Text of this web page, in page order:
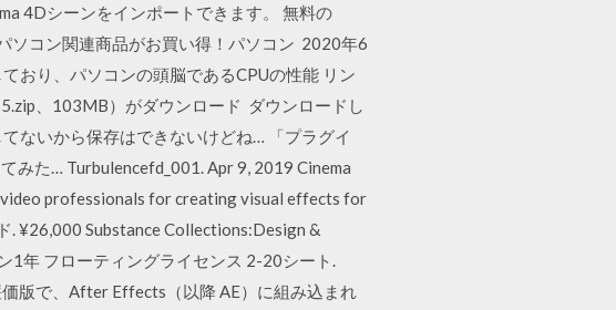
4Dシーンをインポートできます。 無料の
ソコン関連商品がお買い得！パソコン 2020年6
おり、パソコンの頭脳であるCPUの性能 リン
、103MB）がダウンロード ダウンロードし
ないから保存はできないけどね… 「プラグイ
みた… Turbulencefd_001. Apr 9, 2019 Cinema
professionals for creating visual effects for
¥26,000 Substance Collections:Design &
年 フローティングライセンス 2-20シート.
版で、After Effects（以降 AE）に組み込まれ